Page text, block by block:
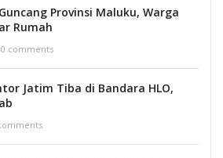
Provinsi Maluku, Warga
Rumah
0 comments
Jatim Tiba di Bandara HLO,